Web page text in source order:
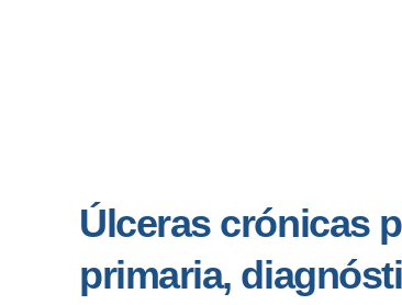
Úlceras crónicas
primaria,